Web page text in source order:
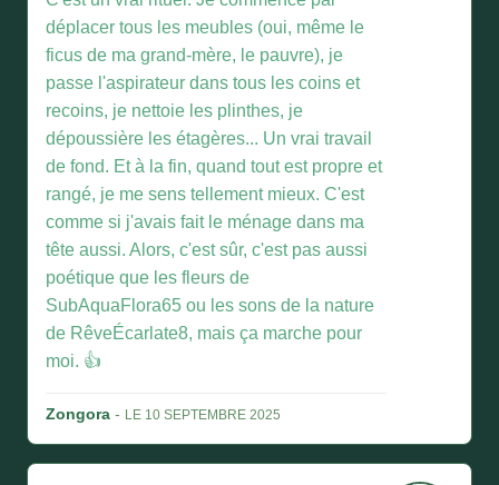
déplacer tous les meubles (oui, même le
ficus de ma grand-mère, le pauvre), je
passe l'aspirateur dans tous les coins et
recoins, je nettoie les plinthes, je
dépoussière les étagères... Un vrai travail
de fond. Et à la fin, quand tout est propre et
rangé, je me sens tellement mieux. C'est
comme si j'avais fait le ménage dans ma
tête aussi. Alors, c'est sûr, c'est pas aussi
poétique que les fleurs de
SubAquaFlora65 ou les sons de la nature
de RêveÉcarlate8, mais ça marche pour
moi. 👍
Zongora - LE 10 SEPTEMBRE 2025